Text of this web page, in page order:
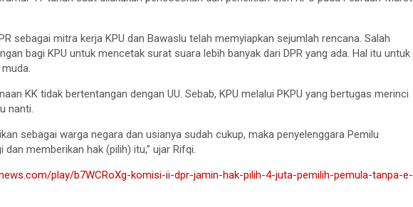
sebagai mitra kerja KPU dan Bawaslu telah memyiapkan sejumlah rencana. Salah
bagi KPU untuk mencetak surat suara lebih banyak dari DPR yang ada. Hal itu untuk
KK tidak bertentangan dengan UU. Sebab, KPU melalui PKPU yang bertugas merinci
nanti.
sebagai warga negara dan usianya sudah cukup, maka penyelenggara Pemilu
memberikan hak (pilih) itu,” ujar Rifqi.
play/b7WCRoXg-komisi-ii-dpr-jamin-hak-pilih-4-juta-pemilih-pemula-tanpa-e-